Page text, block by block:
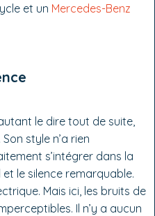
et un Mercedes-Benz
le dire tout de suite,
style n’a rien
s’intégrer dans la
le silence remar­quable.
Mais ici, les bruits de
Il n’y a aucun